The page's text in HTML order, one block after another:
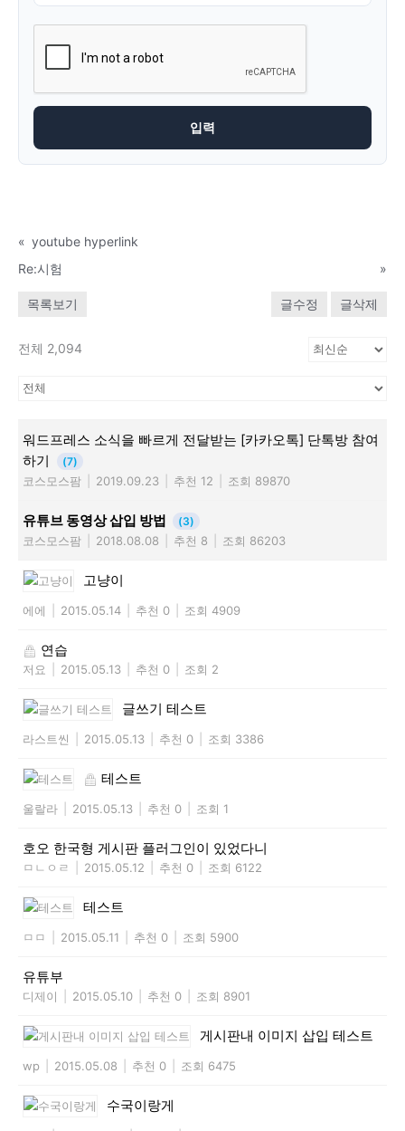
« youtube hyperlink
Re:시험
»
목록보기 글수정 글삭제
전체 2,094
워드프레스 소식을 빠르게 전달받는 [카카오톡] 단톡방 참여
하기
(7)
코스모스팜 2019.09.23 추천 12 조회 89870
유튜브 동영상 삽입 방법 (3)
코스모스팜 2018.08.08 추천 8 조회 86203
고냥이
에에 2015.05.14 추천 0 조회 4909
연습
저요 2015.05.13 추천 0 조회 2
글쓰기 테스트
라스트씬 2015.05.13 추천 0 조회 3386
테스트
울랄라 2015.05.13 추천 0 조회 1
호오 한국형 게시판 플러그인이 있었다니
ㅁㄴㅇㄹ 2015.05.12 추천 0 조회 6122
테스트
ㅁㅁ 2015.05.11 추천 0 조회 5900
유튜부
디제이 2015.05.10 추천 0 조회 8901
게시판내 이미지 삽입 테스트
wp 2015.05.08 추천 0 조회 6475
수국이랑게